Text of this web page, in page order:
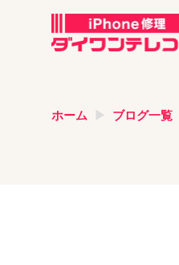
ホーム ブログ一覧